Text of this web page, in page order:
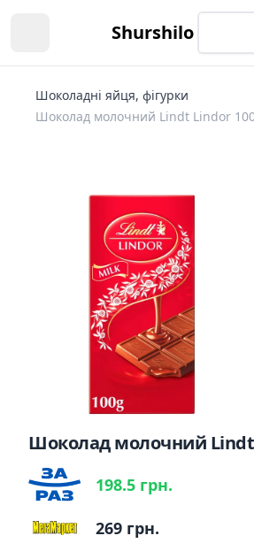
Shurshilo
Шоколадні яйця, фігурки
Шоколад молочний Lindt Lindor
Шоколад молочний Lindt
198.5 грн.
269 грн.